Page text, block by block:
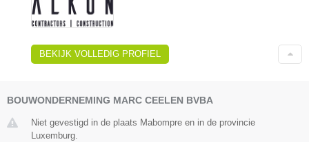
BEKIJK VOLLEDIG PROFIEL
BOUWONDERNEMING MARC CEELEN BVBA
Niet gevestigd in de plaats Mabompre en in de provincie
Luxemburg.